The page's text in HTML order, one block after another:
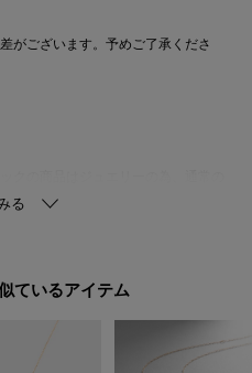
がございます。予めご了承くださ
せん。商品と品質証明書をご持参い
ているアイテム